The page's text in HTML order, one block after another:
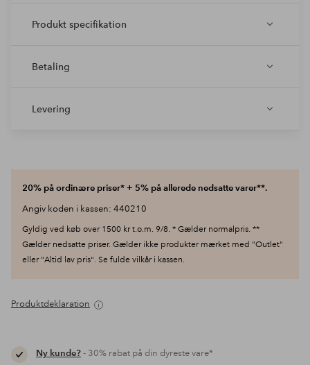
Produkt specifikation
Betaling
Levering
20% på ordinære priser* + 5% på allerede nedsatte varer**.
Angiv koden i kassen: 440210
Gyldig ved køb over 1500 kr t.o.m. 9/8. * Gælder normalpris. **
Gælder nedsatte priser. Gælder ikke produkter mærket med "Outlet"
eller "Altid lav pris". Se fulde vilkår i kassen.
Produktdeklaration
Ny kunde?- 30% rabat på din dyreste vare*